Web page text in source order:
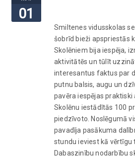
01
Smiltenes vidusskolas
šobrīd bieži apspriestās
Skolēniem bija iespēja,
aktivitātēs un tūlīt
interesantus faktus par
putnu balsis, augu un
pavēra iespējas
Skolēnu iestādītās 100
piedzīvoto. Noslēgumā
pavadīja pasākuma
stundu ieviest kā vērtīgu
Dabaszinību nodarbību